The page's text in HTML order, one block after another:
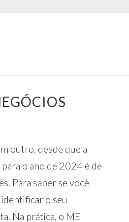
outro, desde que a
o ano de 2024 é de
Para saber se você
o seu
Na prática, o MEI